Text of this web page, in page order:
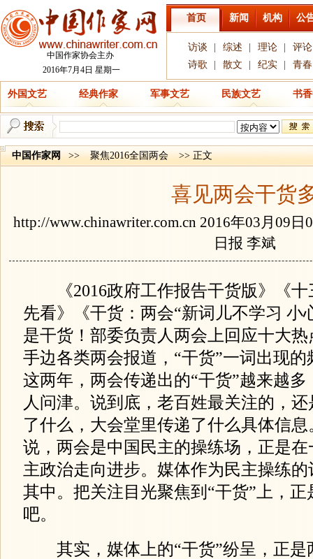
中国作家协会主办
2016年7月4日 星期一
首页 新闻 机构 公
访谈 综述 理论
评论
诗歌
散文 纪实 青春
外国文艺 经典作家 军事文艺 民族文艺 书
中国作家网 >> 聚焦2016全国两会 >> 正文
喜见两会干货
http://www.chinawriter.com.cn 2016年03月09日
日报 李斌
《2016政府工作报告干货版》《十
先看》《干货：两会“新词儿不学习 小
是干货！部委负责人两会上回应十大
手边各类两会报道，“干货”一词出
这两年，两会传递出的“干货”越来越
人问津。说到底，老百姓最关注的，
了什么，大会堂里传递了什么具体信
说，两会是中国民主的操练场，正是
主政治走向进步。媒体作为民主操练
其中。把关注目光聚焦到“干货”上，
吧。
其实，媒体上的“干货”纷呈，正是